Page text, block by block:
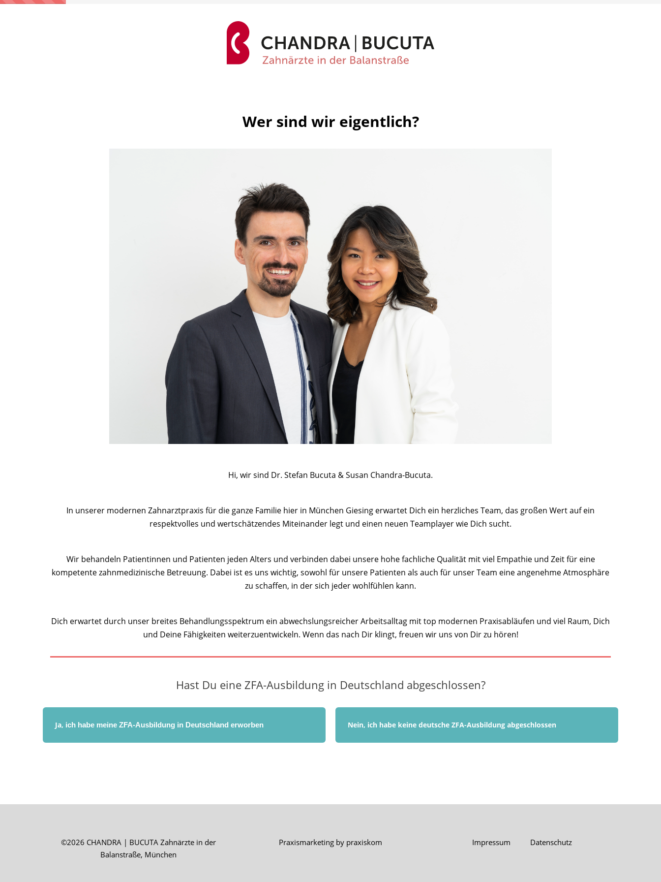
Wer sind wir eigentlich?
Hi, wir sind Dr. Stefan Bucuta & Susan Chandra-Bucuta.
In unserer modernen Zahnarztpraxis für die ganze Familie hier in München Giesing erwartet Dich ein herzliches Team, das großen Wert auf ein
respektvolles und wertschätzendes Miteinander legt und einen neuen Teamplayer wie Dich sucht.
Wir behandeln Patientinnen und Patienten jeden Alters und verbinden dabei unsere hohe fachliche Qualität mit viel Empathie und Zeit für eine
kompetente zahnmedizinische Betreuung. Dabei ist es uns wichtig, sowohl für unsere Patienten als auch für unser Team eine angenehme Atmosphäre
zu schaffen, in der sich jeder wohlfühlen kann.
Dich erwartet durch unser breites Behandlungsspektrum ein abwechslungsreicher Arbeitsalltag mit top modernen Praxisabläufen und viel Raum, Dich
und Deine Fähigkeiten weiterzuentwickeln. Wenn das nach Dir klingt, freuen wir uns von Dir zu hören!
Hast Du eine ZFA-Ausbildung in Deutschland abgeschlossen?
Ja, ich habe meine ZFA-Ausbildung in Deutschland erworben Nein, ich habe keine deutsche ZFA-Ausbildung abgeschlossen
©2026 CHANDRA | BUCUTA Zahnärzte in der
Balanstraße, München
Praxismarketing by praxiskom Impressum Datenschutz